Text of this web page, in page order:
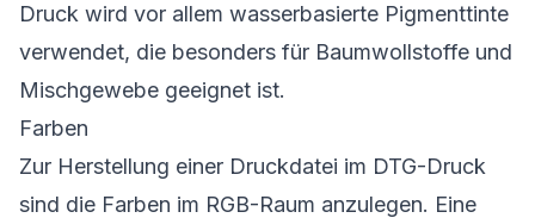
Druck wird vor allem wasserbasierte Pigmenttinte
verwendet, die besonders für Baumwollstoffe und
Mischgewebe geeignet ist.
Farben
Zur Herstellung einer Druckdatei im DTG-Druck
sind die Farben im RGB-Raum anzulegen. Eine